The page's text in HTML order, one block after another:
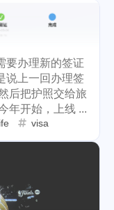
要办理新的签证
说上一回办理签
后把护照交给旅
年开始，上线 ...
visa